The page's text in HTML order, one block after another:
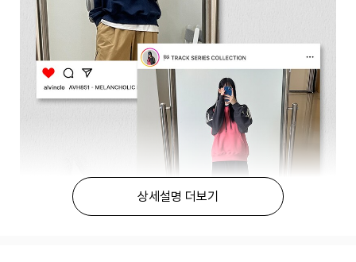
상세설명 더보기